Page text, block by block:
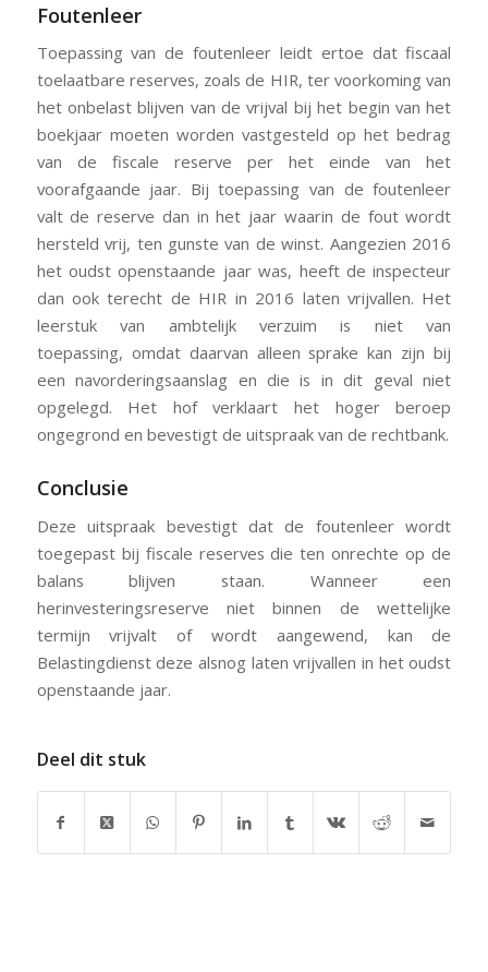
Foutenleer
Toepassing van de foutenleer leidt ertoe dat fiscaal
toelaatbare reserves, zoals de HIR, ter voorkoming van
het onbelast blijven van de vrijval bij het begin van het
boekjaar moeten worden vastgesteld op het bedrag
van de fiscale reserve per het einde van het
voorafgaande jaar. Bij toepassing van de foutenleer
valt de reserve dan in het jaar waarin de fout wordt
hersteld vrij, ten gunste van de winst. Aangezien 2016
het oudst openstaande jaar was, heeft de inspecteur
dan ook terecht de HIR in 2016 laten vrijvallen. Het
leerstuk van ambtelijk verzuim is niet van
toepassing, omdat daarvan alleen sprake kan zijn bij
een navorderingsaanslag en die is in dit geval niet
opgelegd. Het hof verklaart het hoger beroep
ongegrond en bevestigt de uitspraak van de rechtbank.
Conclusie
Deze uitspraak bevestigt dat de foutenleer wordt
toegepast bij fiscale reserves die ten onrechte op de
balans blijven staan. Wanneer een
herinvesteringsreserve niet binnen de wettelijke
termijn vrijvalt of wordt aangewend, kan de
Belastingdienst deze alsnog laten vrijvallen in het oudst
openstaande jaar.
Deel dit stuk